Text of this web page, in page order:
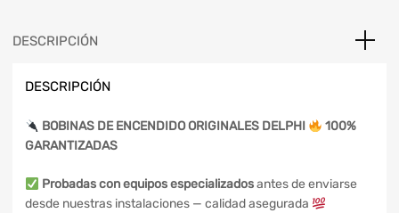
DESCRIPCIÓN
DESCRIPCIÓN
BOBINAS DE ENCENDIDO ORIGINALES DELPHI
100%
GARANTIZADAS
Probadas con equipos especializadosantes de enviarse
desde nuestras instalaciones — calidad asegurada